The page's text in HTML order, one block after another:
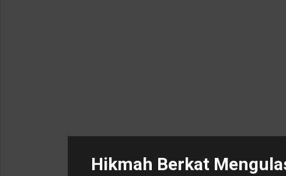
Hikmah Berkat